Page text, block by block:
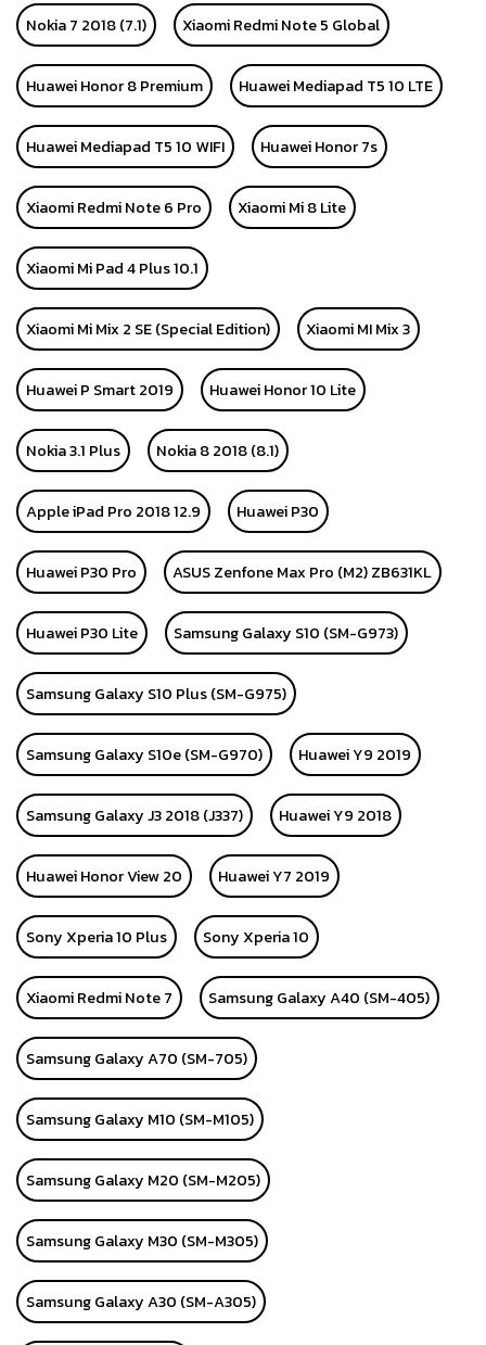
Nokia 7 2018 (7.1) Xiaomi Redmi Note 5 Global
Huawei Honor 8 Premium Huawei Mediapad T5 10 LTE
Huawei Mediapad T5 10 WIFI Huawei Honor 7s
Xiaomi Redmi Note 6 Pro Xiaomi Mi 8 Lite
Xiaomi Mi Pad 4 Plus 10.1
Xiaomi Mi Mix 2 SE (Special Edition) Xiaomi MI Mix 3
Huawei P Smart 2019 Huawei Honor 10 Lite
Nokia 3.1 Plus Nokia 8 2018 (8.1)
Apple iPad Pro 2018 12.9 Huawei P30
Huawei P30 Pro ASUS Zenfone Max Pro (M2) ZB631KL
Huawei P30 Lite Samsung Galaxy S10 (SM-G973)
Samsung Galaxy S10 Plus (SM-G975)
Samsung Galaxy S10e (SM-G970) Huawei Y9 2019
Samsung Galaxy J3 2018 (J337) Huawei Y9 2018
Huawei Honor View 20 Huawei Y7 2019
Sony Xperia 10 Plus Sony Xperia 10
Xiaomi Redmi Note 7 Samsung Galaxy A40 (SM-405)
Samsung Galaxy A70 (SM-705)
Samsung Galaxy M10 (SM-M105)
Samsung Galaxy M20 (SM-M205)
Samsung Galaxy M30 (SM-M305)
Samsung Galaxy A30 (SM-A305)